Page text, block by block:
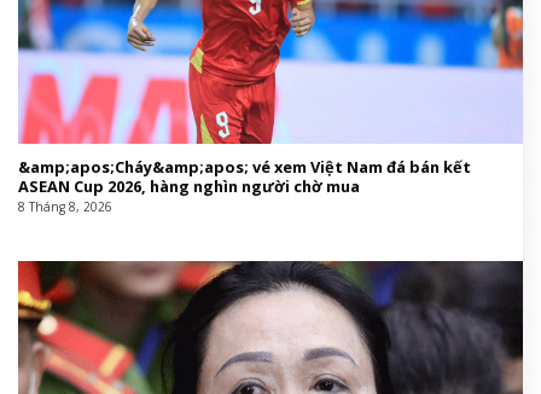
&amp;apos;Cháy&amp;apos; vé xem Việt Nam đá bán kết
ASEAN Cup 2026, hàng nghìn người chờ mua
8 Tháng 8, 2026